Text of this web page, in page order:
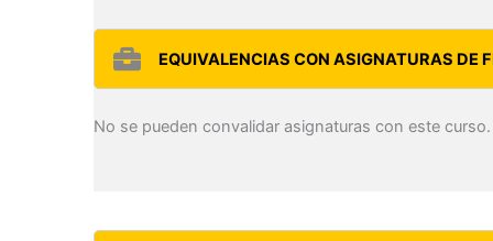
EQUIVALENCIAS CON ASIGNATURAS DE
No se pueden convalidar asignaturas con este curso.